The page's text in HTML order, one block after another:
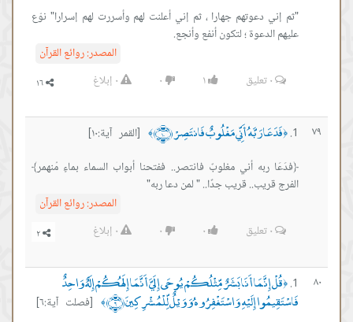
"ثم إني دعوتهم جهارا ، ثم إني أعلنت لهم وأسررت لهم إسرارا" نوّع
عليهم الدعوة ؛ لتكون أنفع وأنجع.
المصدر:روائع القرآن
٠تعليق ١ ٠ ٠ إبلاغ
٧٩ ﴿فَدَعَا رَبَّهُ أَنِّي مَغْلُوبٌ فَانتَصِرْ ﴿١٠﴾ ﴾
[القمر آية:١٠]
﴿فدَعَا ربه أني مغلوبٌ فانتصر.. ففتحنا أبواب السماء بماءٍ مُنهمر﴾
الفرج قريب.. قريب جدًا.. " لمن دعا ربه"
المصدر:روائع القرآن
٠تعليق ٠ ٠ ٠ إبلاغ
٨٠ ﴿قُلْ إِنَّمَا أَنَا بَشَرٌ مِّثْلُكُمْ يُوحَى إِلَيَّ أَنَّمَا إِلَهُكُمْ إِلَهٌ وَاحِدٌ
فَاسْتَقِيمُوا إِلَيْهِ وَاسْتَغْفِرُوهُ وَوَيْلٌ لِّلْمُشْرِكِينَ ﴿٦﴾ ﴾ [فصلت آية:٦]